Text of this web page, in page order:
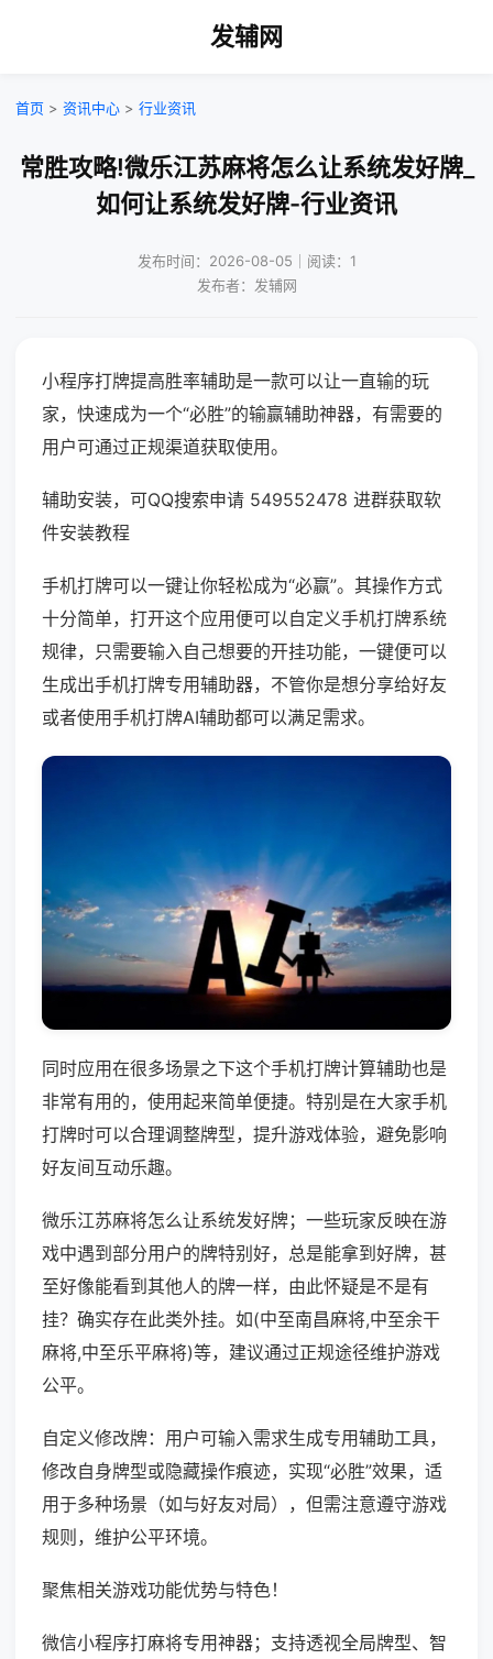
发辅网
首页 > 资讯中心 > 行业资讯
常胜攻略!微乐江苏麻将怎么让系统发好牌_
如何让系统发好牌-行业资讯
发布时间：2026-08-05｜阅读：1
发布者：发辅网
小程序打牌提高胜率辅助是一款可以让一直输的玩
家，快速成为一个“必胜”的输赢辅助神器，有需要的
用户可通过正规渠道获取使用。
辅助安装，可QQ搜索申请 549552478 进群获取软
件安装教程
手机打牌可以一键让你轻松成为“必赢”。其操作方式
十分简单，打开这个应用便可以自定义手机打牌系统
规律，只需要输入自己想要的开挂功能，一键便可以
生成出手机打牌专用辅助器，不管你是想分享给好友
或者使用手机打牌AI辅助都可以满足需求。
同时应用在很多场景之下这个手机打牌计算辅助也是
非常有用的，使用起来简单便捷。特别是在大家手机
打牌时可以合理调整牌型，提升游戏体验，避免影响
好友间互动乐趣。
微乐江苏麻将怎么让系统发好牌；一些玩家反映在游
戏中遇到部分用户的牌特别好，总是能拿到好牌，甚
至好像能看到其他人的牌一样，由此怀疑是不是有
挂？确实存在此类外挂。如(中至南昌麻将,中至余干
麻将,中至乐平麻将)等，建议通过正规途径维护游戏
公平。
自定义修改牌：用户可输入需求生成专用辅助工具，
修改自身牌型或隐藏操作痕迹，实现“必胜”效果，适
用于多种场景（如与好友对局），但需注意遵守游戏
规则，维护公平环境。
聚焦相关游戏功能优势与特色！
微信小程序打麻将专用神器；支持透视全局牌型、智